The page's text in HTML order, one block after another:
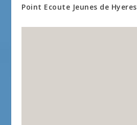
Point Ecoute Jeunes de Hyeres